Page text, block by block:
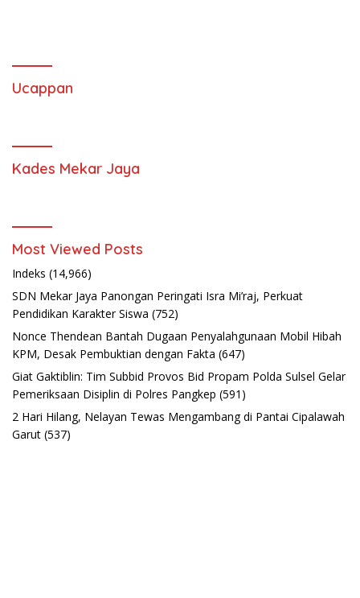
Ucappan
Kades Mekar Jaya
Most Viewed Posts
Indeks (14,966)
SDN Mekar Jaya Panongan Peringati Isra Mi’raj, Perkuat
Pendidikan Karakter Siswa (752)
Nonce Thendean Bantah Dugaan Penyalahgunaan Mobil Hibah
KPM, Desak Pembuktian dengan Fakta (647)
Giat Gaktiblin: Tim Subbid Provos Bid Propam Polda Sulsel Gelar
Pemeriksaan Disiplin di Polres Pangkep (591)
2 Hari Hilang, Nelayan Tewas Mengambang di Pantai Cipalawah
Garut (537)